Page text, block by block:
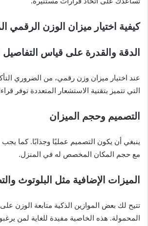
كيفية اختيار ميزان الوزن الرقمي
الدقة والقدرة على قياس التفاصيل
عند اختيار ميزان وزن رقمي، من الضروري
التي تتميز بتقنية الاستشعار المتعددة توفر
التصميم وحجم الميزان
ينبغي أن يكون التصميم عمليًا وجذابًا. كما يجب
مع حجم المكان المخصص له في المنزل.
الميزات الإضافية مثل البلوتوث
تتيح لك بعض الموازين الذكية متابعة الوزن
المحمولة. هذه الخاصية مفيدة للغاية لمن